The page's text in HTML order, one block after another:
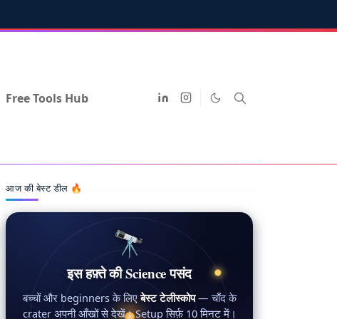
Free Tools Hub
आज की बेस्ट डील 🔥
🔭
इस हफ़्ते की Science पसंद
बच्चों और beginners के लिएबेस्ट टेलीस्कोप— चाँद के
crater अपनी आँखों से देखें। Setup सिर्फ़ 10 मिनट में।